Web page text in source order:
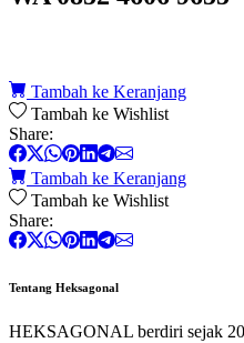
Tambah ke Keranjang
Tambah ke Wishlist
Share:
Tambah ke Keranjang
Tambah ke Wishlist
Share:
Tentang Heksagonal
HEKSAGONAL berdiri sejak